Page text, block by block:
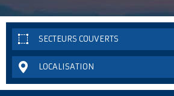
SECTEURS COUVERTS
LOCALISATION